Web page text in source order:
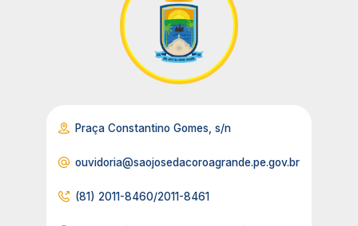
Praça Constantino Gomes, s/n
ouvidoria@saojosedacoroagrande.pe.gov.br
(81) 2011-8460/2011-8461